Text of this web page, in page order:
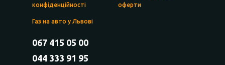
конфіденційності
оферти
Газ на авто у Львові
067 415 05 00
044 333 91 95